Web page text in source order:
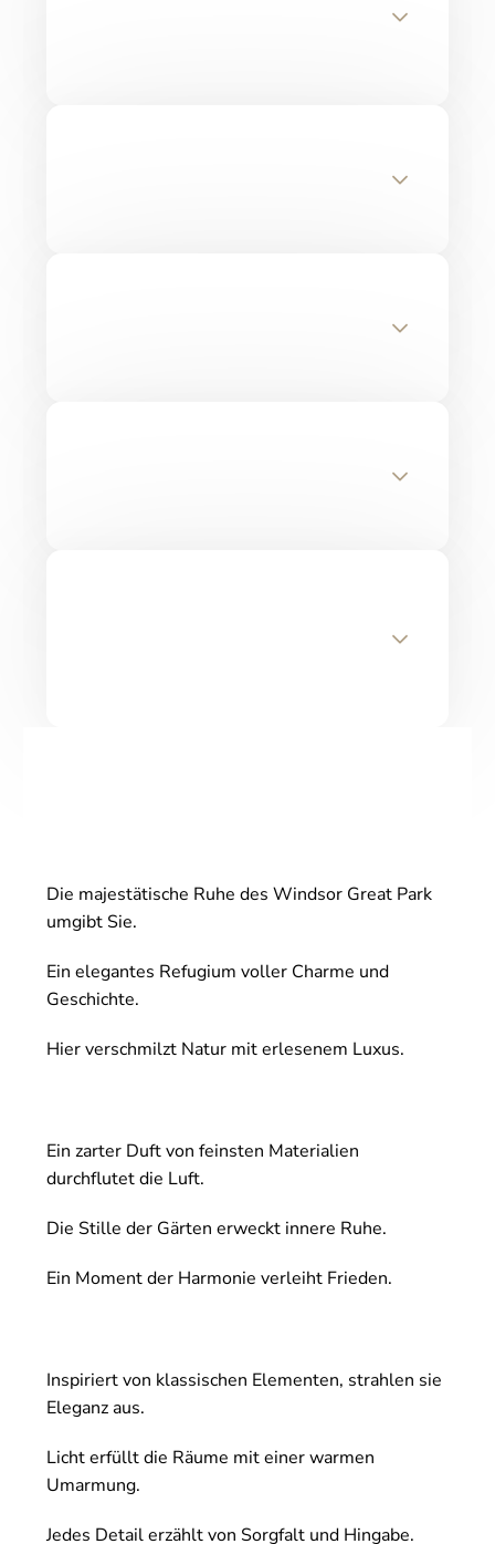
Die majestätische Ruhe des Windsor Great Park
umgibt Sie.
Ein elegantes Refugium voller Charme und
Geschichte.
Hier verschmilzt Natur mit erlesenem Luxus.
Ein zarter Duft von feinsten Materialien
durchflutet die Luft.
Die Stille der Gärten erweckt innere Ruhe.
Ein Moment der Harmonie verleiht Frieden.
Inspiriert von klassischen Elementen, strahlen sie
Eleganz aus.
Licht erfüllt die Räume mit einer warmen
Umarmung.
Jedes Detail erzählt von Sorgfalt und Hingabe.